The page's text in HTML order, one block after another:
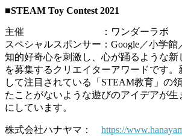
■STEAM Toy Contest 2021
主催 ：ワンダーラボ
スペシャルスポンサー：Google／小学館
知的好奇心を刺激し、心が踊るような新
を募集するクリエイターアワードです。
して注目されている「STEAM教育」の
たことがないような遊びのアイデアが生
にしています。
株式会社ハナヤマ： https://